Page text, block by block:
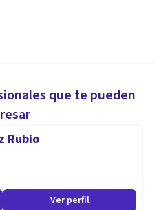
que te pueden
Rubio
Ver perfil